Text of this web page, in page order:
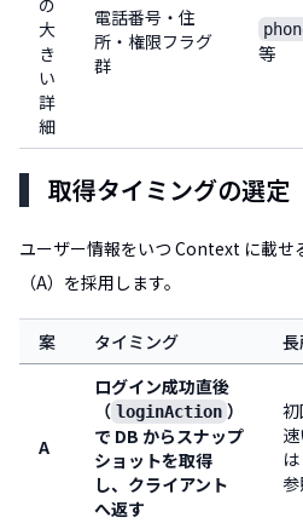
の
大
き
い
詳
細
電話番号・住
所・権限フラグ
群
等
取得タイミングの選定
ユーザー情報をいつ Context に載せ
（A）を採用します。
案 タイミング
A
ログイン成功直後
（ loginAction ）
で DB からスナップ
ショットを取得
し、クライアント
へ返す